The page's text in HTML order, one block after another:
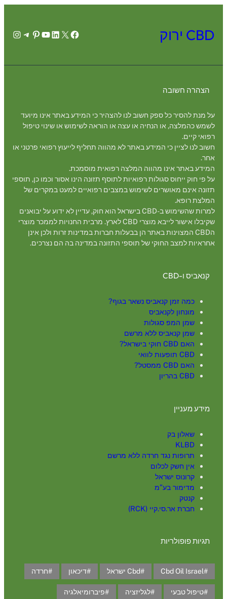
CBD ירוק Facebook
X
LinkedIn
YouTube
Pinterest
הצהרה חשובה
על מנת להסיר כל ספק חשוב לנו להצהיר כי המידע באתר אינו מיועד
לשמש כהמלצה, או הנחיה או עצה או הוראה לשימוש או שינוי טיפול
רפואי קיים.
חשוב לנו לציין כי המידע באתר לא מהווה תחליף לייעוץ רפואי פרטני או
אחר.
המידע באתר אינו מהווה המלצה רפואית מוסמכת.
על פי חוק ייחוס סגולות רפואיות לתוסף תזונה הינו אסור וכמו כן, תוספי
תזונה אינם מאושרים לשימוש במצבים רפואיים למעט במקרים של
המלצת רופא.
למרות שהשימוש ב-CBD בישראל הוא חוק, עדיין לא ידוע על יבואנים
שקיבלו אישור לייבא מוצרי CBD לארץ. מרבית החנויות לממכר מוצרי
הCBD המצוינות באתר הן בבעלות חברות במדינות זרות ולכן אינן
אחראיות למצב החוקי של תוספי התזונה במדינה בה הם נצרכים.
קנאביס ו-CBD
כמה זמן קנאביס נשאר בגוף?
מונחון לקנאביס
שמן המפ סגולות
שמן קנאביס ללא מרשם
האם CBD חוקי בישראל?
CBD תופעות לוואי
האם CBD ממסטל?
CBD בהריון
מידע מעניין
שאלון בק
KLBD
תרופות נגד חרדה ללא מרשם
אין חשק לכלום
קרונוס ישראל
מדימור בע”מ
קנטק
חברת אר.סי.קיי (RCK)
תגיות פופולריות
Cbd Oil Israel Cbd ישראל דיכאון חרדה
טיפול טבעי לגליזציה פיברומיאלגיה